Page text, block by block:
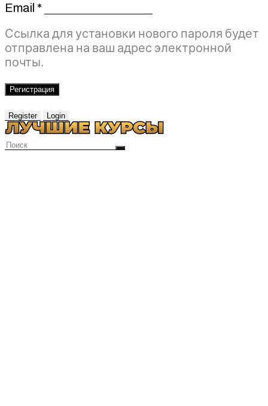
Email *Обязательно
Ссылка для установки нового пароля будет
отправлена ​​на ваш адрес электронной
почты.
Регистрация
Register Login